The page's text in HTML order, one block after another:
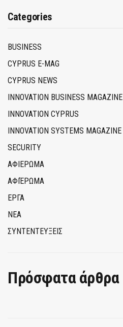
Categories
BUSINESS
CYPRUS E-MAG
CYPRUS NEWS
INNOVATION BUSINESS MAGAZINE
INNOVATION CYPRUS
INNOVATION SYSTEMS MAGAZINE
SECURITY
ΑΦΙΕΡΩΜΑ
ΑΦΙΈΡΩΜΑ
ΕΡΓΑ
ΝΕΑ
ΣΥΝΤΕΝΤΕΥΞΕΙΣ
Πρόσφατα άρθρα